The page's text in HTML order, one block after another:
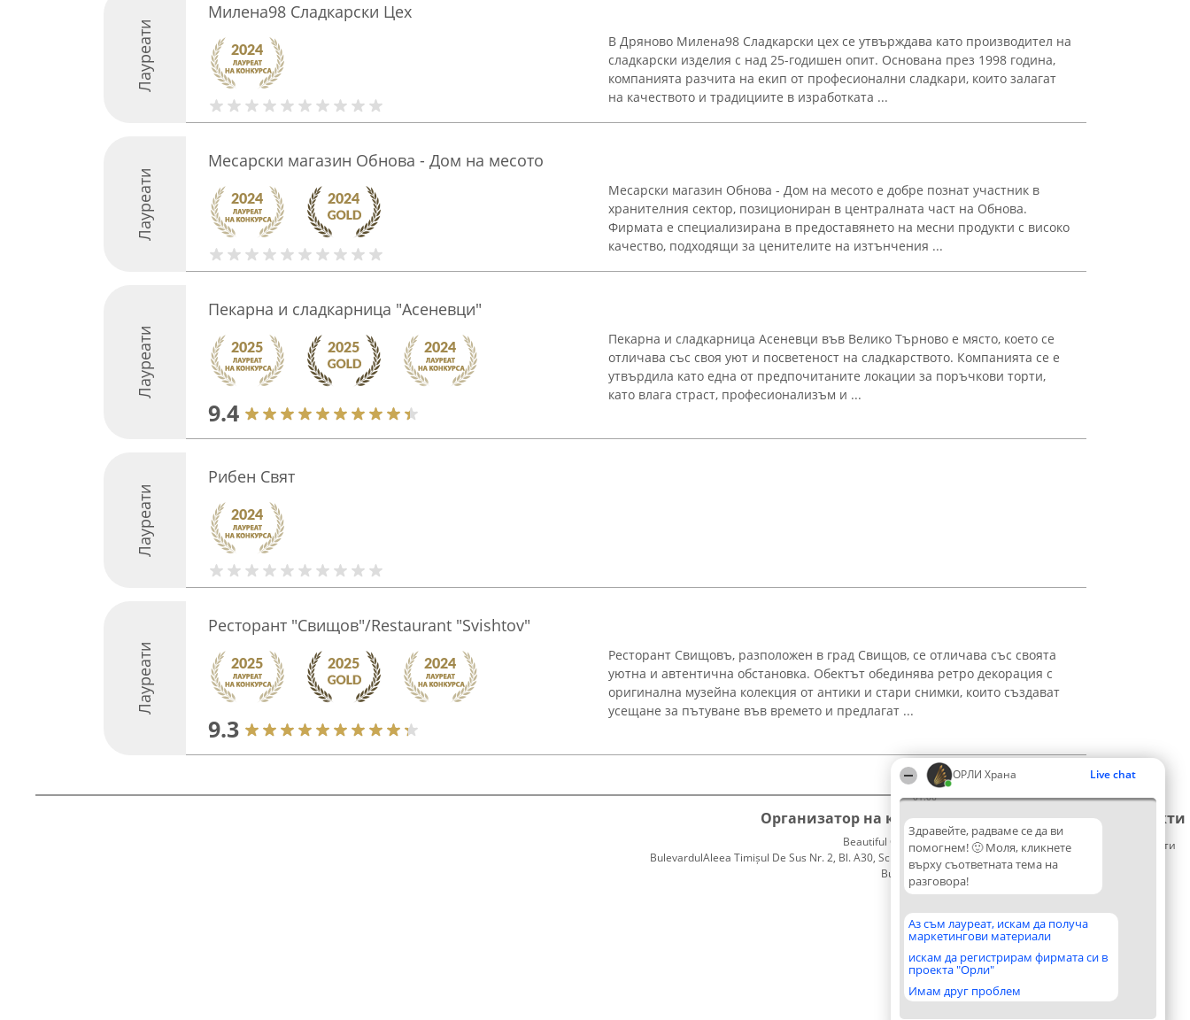
ОРЛИ Храна Live chat
01:06
Здравейте, радваме се да ви
помогнем! 🙂 Моля, кликнете
върху съответната тема на
разговора!
Аз съм лауреат, искам да получа
маркетингови материали
искам да регистрирам фирмата си в
проекта "Орли"
Имам друг проблем
Лауреати
Милена98 Сладкарски Цех
В Дряново Милена98 Сладкарски цех се утвърждава като производител на
сладкарски изделия с над 25-годишен опит. Основана през 1998 година,
компанията разчита на екип от професионални сладкари, които залагат
на качеството и традициите в изработката ...
Лауреати
Месарски магазин Обнова - Дом на месото
Месарски магазин Обнова - Дом на месото е добре познат участник в
хранителния сектор, позициониран в централната част на Обнова.
Фирмата е специализирана в предоставянето на месни продукти с високо
качество, подходящи за ценителите на изтънчения ...
Лауреати
Пекарна и сладкарница "Асеневци"
9.4
Пекарна и сладкарница Асеневци във Велико Търново е място, което се
отличава със своя уют и посветеност на сладкарството. Компанията се е
утвърдила като една от предпочитаните локации за поръчкови торти,
като влага страст, професионализъм и ...
Лауреати
Рибен Свят
Лауреати
Ресторант "Свищов"/Restaurant "Svishtov"
9.3
Ресторант Свищовъ, разположен в град Свищов, се отличава със своята
уютна и автентична обстановка. Обектът обединява ретро декорация с
оригинална музейна колекция от антики и стари снимки, които създават
усещане за пътуване във времето и предлагат ...
Организатор на класиране
Beautiful Company S.R.L.
BulevardulAleea Timișul De Sus Nr. 2, Bl. A30, Sc. A, Et. 4, Ap. 13
București 53-238
CUI 36737675
Класация
Победители
Списък
на
Правила
Статут/
Устав
Политика
поверителност
Контакти
Контакти